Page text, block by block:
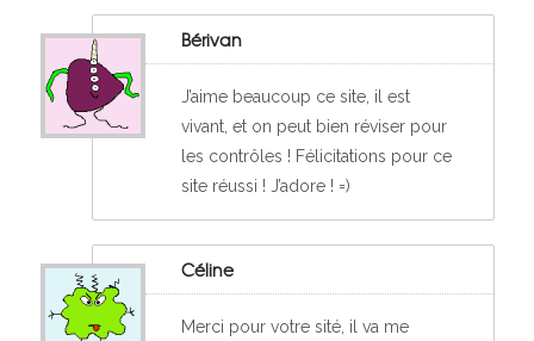
Bérivan
J’aime beaucoup ce site, il est
vivant, et on peut bien réviser pour
les contrôles ! Félicitations pour ce
site réussi ! J’adore ! =)
Céline
Merci pour votre sité, il va me